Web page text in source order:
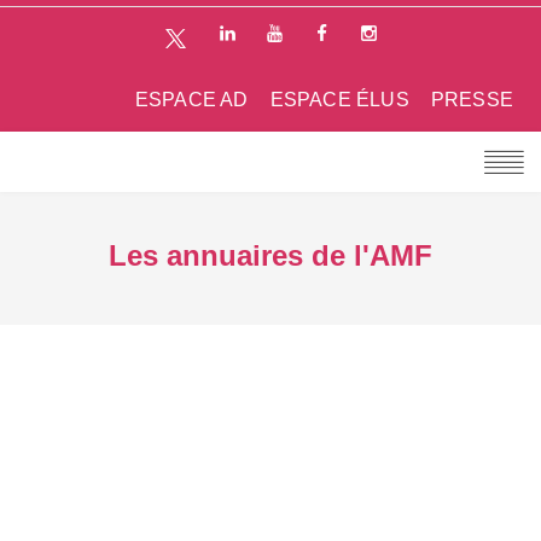
PRESSE
ESPACE ÉLUS
ESPACE AD
Les annuaires de l'AMF